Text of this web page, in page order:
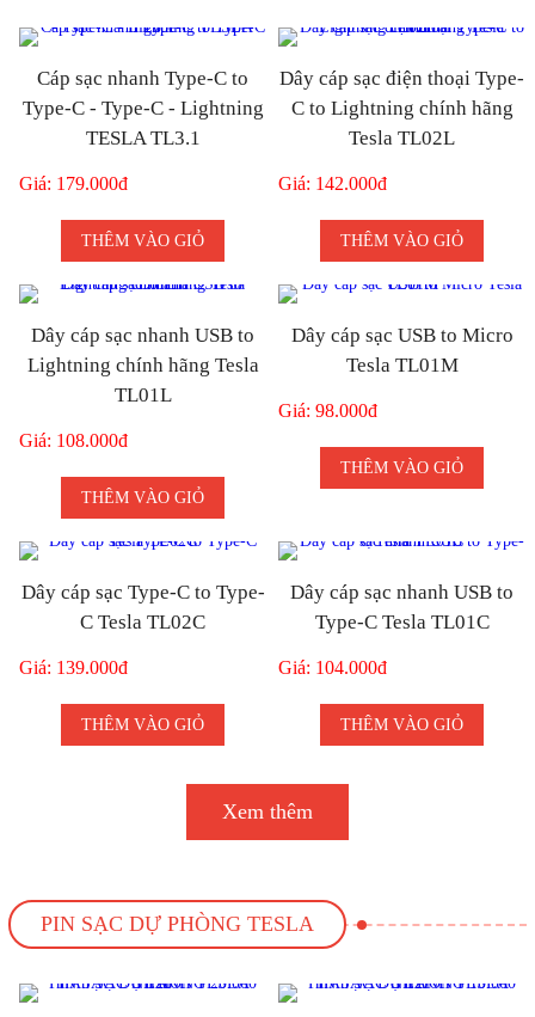
Cáp sạc nhanh Type-C to
Type-C - Type-C - Lightning
TESLA TL3.1
Giá: 179.000đ
THÊM VÀO GIỎ
Dây cáp sạc điện thoại Type-
C to Lightning chính hãng
Tesla TL02L
Giá: 142.000đ
THÊM VÀO GIỎ
Dây cáp sạc nhanh USB to
Lightning chính hãng Tesla
TL01L
Giá: 108.000đ
THÊM VÀO GIỎ
Dây cáp sạc USB to Micro
Tesla TL01M
Giá: 98.000đ
THÊM VÀO GIỎ
Dây cáp sạc Type-C to Type-
C Tesla TL02C
Giá: 139.000đ
THÊM VÀO GIỎ
Dây cáp sạc nhanh USB to
Type-C Tesla TL01C
Giá: 104.000đ
THÊM VÀO GIỎ
Xem thêm
PIN SẠC DỰ PHÒNG TESLA